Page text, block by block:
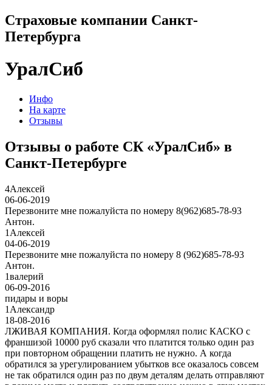
Страховые компании Санкт-
Петербурга
УралСиб
Инфо
На карте
Отзывы
Отзывы о работе СК «УралСиб» в
Санкт-Петербурге
4Алексей
06-06-2019
Перезвоните мне пожалуйста по номеру 8(962)685-78-93
Антон.
1 Алексей
04-06-2019
Перезвоните мне пожалуйста по номеру 8 (962)685-78-93
Антон.
1валерий
06-09-2016
пидары и воры
1 Александр
18-08-2016
ЛЖИВАЯ КОМПАНИЯ. Когда оформлял полис КАСКО с
франшизой 10000 руб сказали что платится только один раз
при повторном обращении платить не нужно. А когда
обратился за урегулированием убытков все оказалось совсем
не так обратился один раз по двум деталям делать отправляют